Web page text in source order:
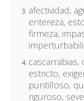
afectividad,
entereza,
firmeza,
estricto,
puntilloso,
riguroso,